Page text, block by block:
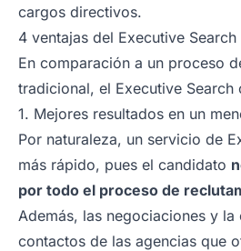
cargos directivos.
4 ventajas del Executive Search
En comparación a un proceso
tradicional, el Executive Search
1. Mejores resultados en un
Por naturaleza, un servicio de
más rápido, pues el candidato
por todo el proceso de
Además, las negociaciones y
contactos de las agencias que